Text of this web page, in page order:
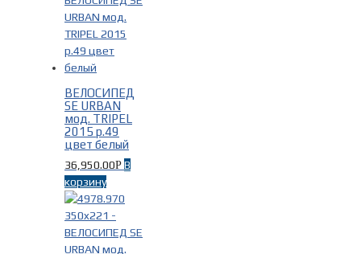
Серый(2)
Синий(2)
Фиолетовый
чёрный(12)
Фильтр
ВЕЛОСИПЕД
SE URBAN
мод. TRIPEL
2015 р.49
цвет белый
36,950.00Р В
корзину